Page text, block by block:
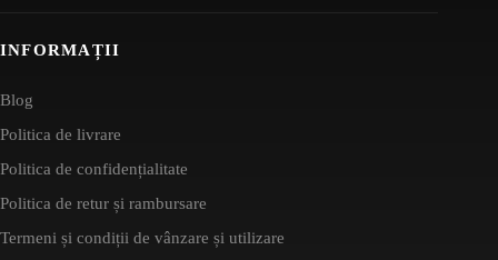
INFORMAȚII
Blog
Politica de livrare
Politica de confidențialitate
Politica de retur și rambursare
Termeni și condiții de vânzare și utilizare